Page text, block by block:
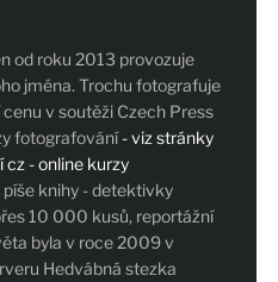
od roku 2013 provozuje
jména. Trochu fotografuje
v soutěži Czech Press
fotografování- viz stránky
cz - online kurzy
píše knihy - detektivky
10 000 kusů, reportážní
byla v roce 2009 v
Hedvábná stezka